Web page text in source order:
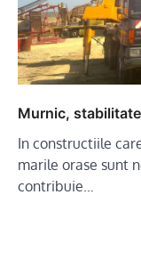
Murnic,
In constructiile
marile orase sunt
contribuie…